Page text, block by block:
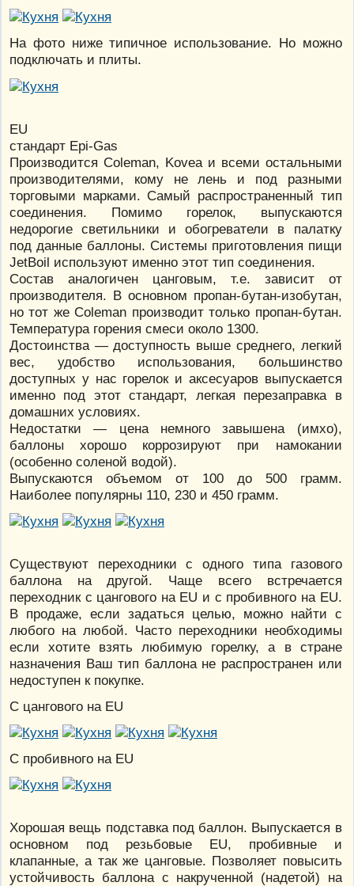
На фото ниже типичное использование. Но можно
подключать и плиты.
EU
стандарт Epi-Gas
Производится Coleman, Kovea и всеми остальными
производителями, кому не лень и под разными
торговыми марками. Самый распространенный тип
соединения. Помимо горелок, выпускаются
недорогие светильники и обогреватели в палатку
под данные баллоны. Системы приготовления пищи
JetBoil используют именно этот тип соединения.
Состав аналогичен цанговым, т.е. зависит от
производителя. В основном пропан-бутан-изобутан,
но тот же Coleman производит только пропан-бутан.
Температура горения смеси около 1300.
Достоинства — доступность выше среднего, легкий
вес, удобство использования, большинство
доступных у нас горелок и аксесуаров выпускается
именно под этот стандарт, легкая перезаправка в
домашних условиях.
Недостатки — цена немного завышена (имхо),
баллоны хорошо коррозируют при намокании
(особенно соленой водой).
Выпускаются объемом от 100 до 500 грамм.
Наиболее популярны 110, 230 и 450 грамм.
Существуют переходники с одного типа газового
баллона на другой. Чаще всего встречается
переходник с цангового на EU и с пробивного на EU.
В продаже, если задаться целью, можно найти с
любого на любой. Часто переходники необходимы
если хотите взять любимую горелку, а в стране
назначения Ваш тип баллона не распространен или
недоступен к покупке.
С цангового на EU
С пробивного на EU
Хорошая вещь подставка под баллон. Выпускается в
основном под резьбовые EU, пробивные и
клапанные, а так же цанговые. Позволяет повысить
устойчивость баллона с накрученной (надетой) на